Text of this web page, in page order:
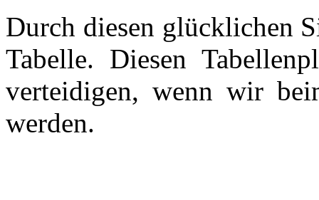
Durch diesen glücklichen
Tabelle. Diesen
verteidigen, wenn wir
werden.